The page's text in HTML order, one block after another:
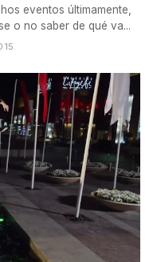
eventos últimamente,
o no saber de qué va...